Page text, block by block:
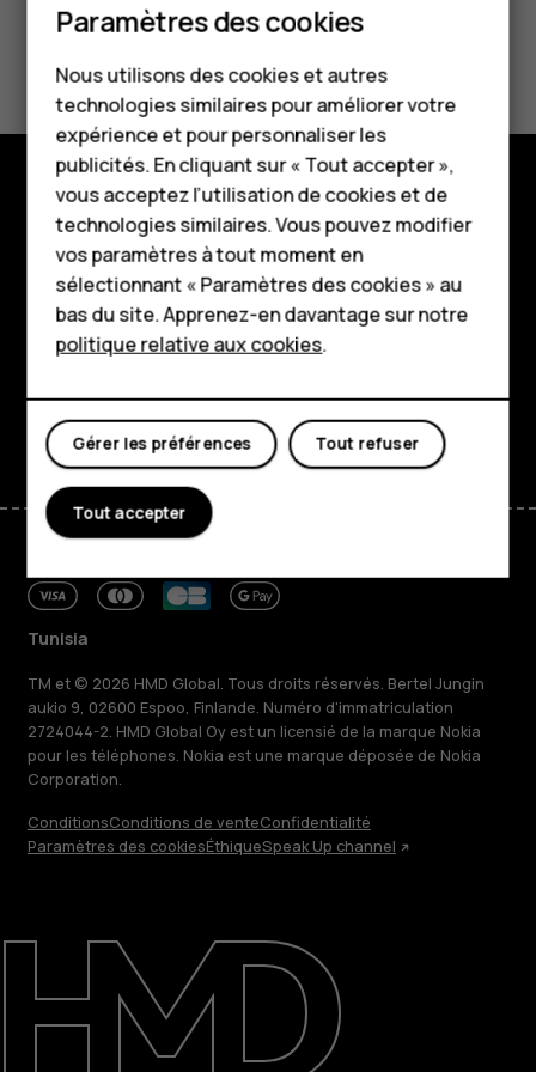
Smartphones
Téléphones classiques
HMD Terra M
Pour les entreprises
Tablettes
Boutique
Mon compte
Réparer, réutiliser, recycler
Responsable
Assistance
Oui Non
Boutique
À propos
Planet and people
FacebookInstagram
TiktokYoutubeLinkedinDiscord
Tunisia
TM et © 2026 HMD Global. Tous droits réservés. Bertel Jungin
aukio 9, 02600 Espoo, Finlande. Numéro d'immatriculation
2724044-2. HMD Global Oy est un licensié de la marque Nokia
pour les téléphones. Nokia est une marque déposée de Nokia
Corporation.
ConditionsConditions de venteConfidentialité
Paramètres des cookiesÉthiqueSpeak Up channel
Paramètres des cookies
Nous utilisons des cookies et autres
technologies similaires pour améliorer votre
expérience et pour personnaliser les
publicités. En cliquant sur « Tout accepter »,
vous acceptez l’utilisation de cookies et de
technologies similaires. Vous pouvez modifier
vos paramètres à tout moment en
sélectionnant « Paramètres des cookies » au
bas du site. Apprenez-en davantage sur notre
politique relative aux cookies.
Tout refuser
Gérer les préférences
Tout accepter